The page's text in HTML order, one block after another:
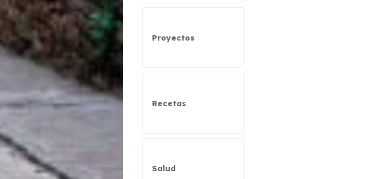
Proyectos
Recetas
Salud